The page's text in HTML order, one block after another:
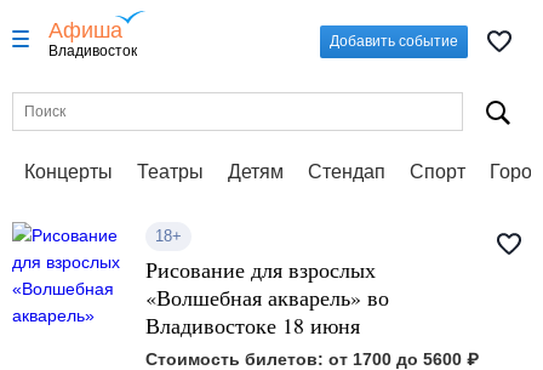
Афиша
Владивосток
Добавить событие
Концерты Театры Детям Стендап Спорт
18+
Рисование для взрослых
«Волшебная акварель» во
Владивостоке 18 июня
Стоимость билетов: от 1700 до 5600 ₽